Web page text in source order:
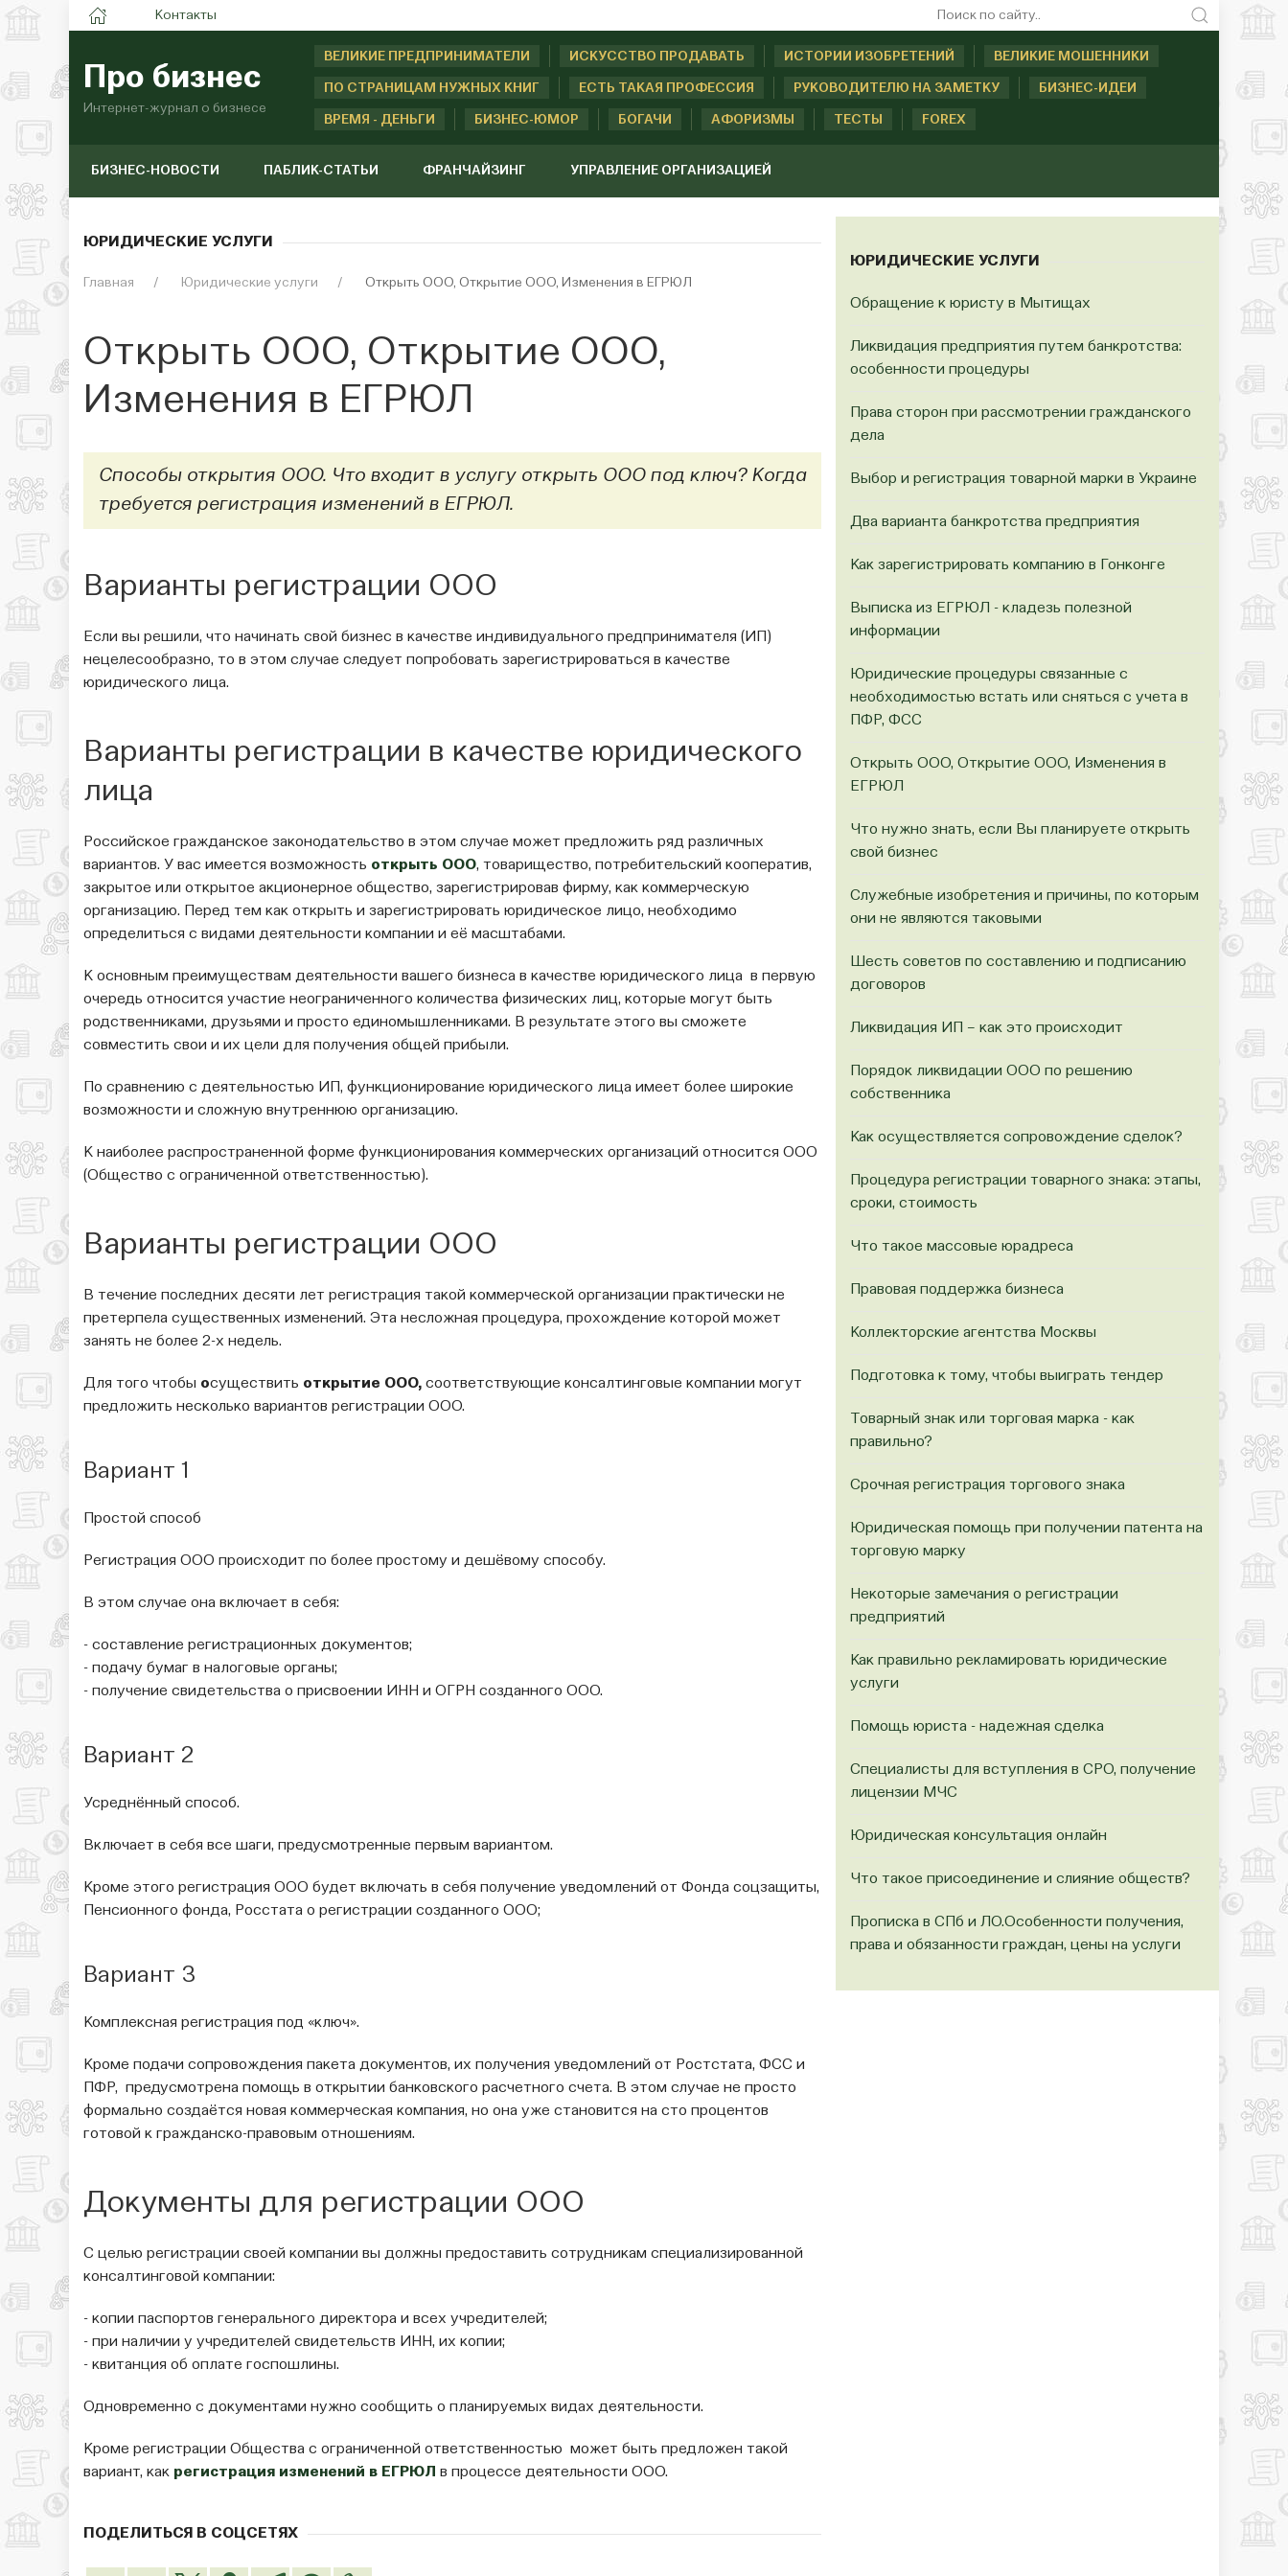
Контакты
Про бизнес
Интернет-журнал о бизнесе
ВЕЛИКИЕ ПРЕДПРИНИМАТЕЛИ ИСКУССТВО ПРОДАВАТЬ ИСТОРИИ ИЗОБРЕТЕНИЙ ВЕЛИКИЕ МОШЕННИКИ
ПО СТРАНИЦАМ НУЖНЫХ КНИГ ЕСТЬ ТАКАЯ ПРОФЕССИЯ РУКОВОДИТЕЛЮ НА ЗАМЕТКУ БИЗНЕС-ИДЕИ
ВРЕМЯ - ДЕНЬГИ БИЗНЕС-ЮМОР БОГАЧИ АФОРИЗМЫ ТЕСТЫ FOREX
БИЗНЕС-НОВОСТИ ПАБЛИК-СТАТЬИ ФРАНЧАЙЗИНГ УПРАВЛЕНИЕ ОРГАНИЗАЦИЕЙ
ЮРИДИЧЕСКИЕ УСЛУГИ
Главная Юридические услуги Открыть ООО, Открытие ООО, Изменения в ЕГРЮЛ
Открыть ООО, Открытие ООО,
Изменения в ЕГРЮЛ
Способы открытия ООО. Что входит в услугу открыть ООО под ключ? Когда
требуется регистрация изменений в ЕГРЮЛ.
Варианты регистрации ООО
Если вы решили, что начинать свой бизнес в качестве индивидуального предпринимателя (ИП)
нецелесообразно, то в этом случае следует попробовать зарегистрироваться в качестве
юридического лица.
Варианты регистрации в качестве юридического
лица
Российское гражданское законодательство в этом случае может предложить ряд различных
вариантов. У вас имеется возможность открыть ООО, товарищество, потребительский кооператив,
закрытое или открытое акционерное общество, зарегистрировав фирму, как коммерческую
организацию. Перед тем как открыть и зарегистрировать юридическое лицо, необходимо
определиться с видами деятельности компании и её масштабами.
К основным преимуществам деятельности вашего бизнеса в качестве юридического лица в первую
очередь относится участие неограниченного количества физических лиц, которые могут быть
родственниками, друзьями и просто единомышленниками. В результате этого вы сможете
совместить свои и их цели для получения общей прибыли.
По сравнению с деятельностью ИП, функционирование юридического лица имеет более широкие
возможности и сложную внутреннюю организацию.
К наиболее распространенной форме функционирования коммерческих организаций относится ООО
(Общество с ограниченной ответственностью).
Варианты регистрации ООО
В течение последних десяти лет регистрация такой коммерческой организации практически не
претерпела существенных изменений. Эта несложная процедура, прохождение которой может
занять не более 2-х недель.
Для того чтобы осуществить открытие ООО, соответствующие консалтинговые компании могут
предложить несколько вариантов регистрации ООО.
Вариант 1
Простой способ
Регистрация ООО происходит по более простому и дешёвому способу.
В этом случае она включает в себя:
- составление регистрационных документов;
- подачу бумаг в налоговые органы;
- получение свидетельства о присвоении ИНН и ОГРН созданного ООО.
Вариант 2
Усреднённый способ.
Включает в себя все шаги, предусмотренные первым вариантом.
Кроме этого регистрация ООО будет включать в себя получение уведомлений от Фонда соцзащиты,
Пенсионного фонда, Росстата о регистрации созданного ООО;
Вариант 3
Комплексная регистрация под «ключ».
Кроме подачи сопровождения пакета документов, их получения уведомлений от Ростстата, ФСС и
ПФР, предусмотрена помощь в открытии банковского расчетного счета. В этом случае не просто
формально создаётся новая коммерческая компания, но она уже становится на сто процентов
готовой к гражданско-правовым отношениям.
Документы для регистрации ООО
С целью регистрации своей компании вы должны предоставить сотрудникам специализированной
консалтинговой компании:
- копии паспортов генерального директора и всех учредителей;
- при наличии у учредителей свидетельств ИНН, их копии;
- квитанция об оплате госпошлины.
Одновременно с документами нужно сообщить о планируемых видах деятельности.
Кроме регистрации Общества с ограниченной ответственностью может быть предложен такой
вариант, как регистрация изменений в ЕГРЮЛ в процессе деятельности ООО.
ПОДЕЛИТЬСЯ В СОЦСЕТЯХ
ЮРИДИЧЕСКИЕ УСЛУГИ
Обращение к юристу в Мытищах
Ликвидация предприятия путем банкротства:
особенности процедуры
Права сторон при рассмотрении гражданского
дела
Выбор и регистрация товарной марки в Украине
Два варианта банкротства предприятия
Как зарегистрировать компанию в Гонконге
Выписка из ЕГРЮЛ - кладезь полезной
информации
Юридические процедуры связанные с
необходимостью встать или сняться с учета в
ПФР, ФСС
Открыть ООО, Открытие ООО, Изменения в
ЕГРЮЛ
Что нужно знать, если Вы планируете открыть
свой бизнес
Служебные изобретения и причины, по которым
они не являются таковыми
Шесть советов по составлению и подписанию
договоров
Ликвидация ИП – как это происходит
Порядок ликвидации ООО по решению
собственника
Как осуществляется сопровождение сделок?
Процедура регистрации товарного знака: этапы,
сроки, стоимость
Что такое массовые юрадреса
Правовая поддержка бизнеса
Коллекторские агентства Москвы
Подготовка к тому, чтобы выиграть тендер
Товарный знак или торговая марка - как
правильно?
Срочная регистрация торгового знака
Юридическая помощь при получении патента на
торговую марку
Некоторые замечания о регистрации
предприятий
Как правильно рекламировать юридические
услуги
Помощь юриста - надежная сделка
Специалисты для вступления в СРО, получение
лицензии МЧС
Юридическая консультация онлайн
Что такое присоединение и слияние обществ?
Прописка в СПб и ЛО.Особенности получения,
права и обязанности граждан, цены на услуги